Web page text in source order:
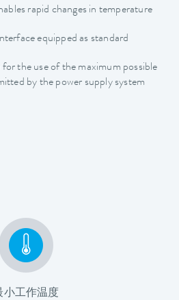
rapid changes in temperature
equipped as standard
the use of the maximum possible
by the power supply system
小工作温度